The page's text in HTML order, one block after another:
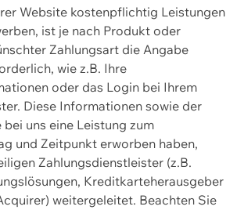
Website kostenpflichtig Leistungen
ist je nach Produkt oder
Zahlungsart die Angabe
wie z.B. Ihre
oder das Login bei Ihrem
Diese Informationen sowie der
uns eine Leistung zum
und Zeitpunkt erworben haben,
Zahlungsdienstleister (z.B.
Kreditkarteherausgeber
weitergeleitet. Beachten Sie